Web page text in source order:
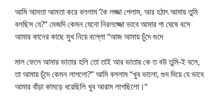
আমি আমতা আমতা করে বললাম ‘কৈ লজ্জা পেলাম, আর হঠাৎ আমায় তুমি
বলছিস যে?” মেজদি কেমন যেনো নিরলজ্জো ভাবে আমার গা ঘেষে বসে
আমার কানের কাছে মুখ নিয়ে বল্লো “আজ আমায় চুঁদে গুদে
মাল ফেলে আমার ভাতার হলি তো তাই আর ভাতার কে ত বউ তুমি-ই বলে,
তা আমায় চূঁদে কেমন লাগলো?” আমি বললাম “খুব ভালো, গুদ দিয়ে যে ভাবে
আমার বাঁড়া কামড়ে ধরেছিলি খুব আরাম লাগছিলো।“